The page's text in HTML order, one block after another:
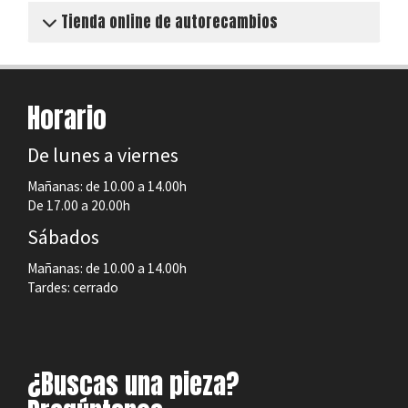
Tienda online de autorecambios
Horario
De lunes a viernes
Mañanas: de 10.00 a 14.00h
De 17.00 a 20.00h
Sábados
Mañanas: de 10.00 a 14.00h
Tardes: cerrado
¿Buscas una pieza?